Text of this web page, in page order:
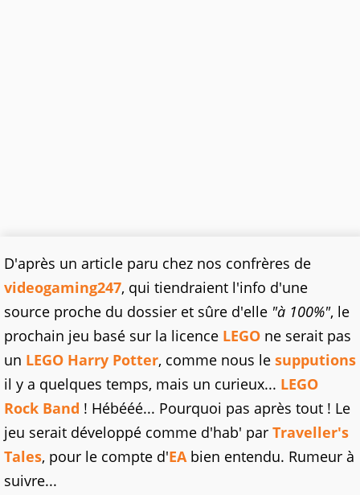
D'après un article paru chez nos confrères de
videogaming247, qui tiendraient l'info d'une
source proche du dossier et sûre d'elle "à 100%", le
prochain jeu basé sur la licence LEGO ne serait pas
un LEGO Harry Potter, comme nous le supputions
il y a quelques temps, mais un curieux... LEGO
Rock Band ! Hébééé... Pourquoi pas après tout ! Le
jeu serait développé comme d'hab' par Traveller's
Tales, pour le compte d'EA bien entendu. Rumeur à
suivre...